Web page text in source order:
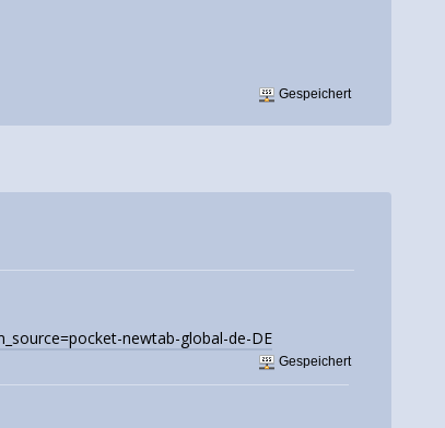
Gespeichert
newtab-global-de-DE
Gespeichert